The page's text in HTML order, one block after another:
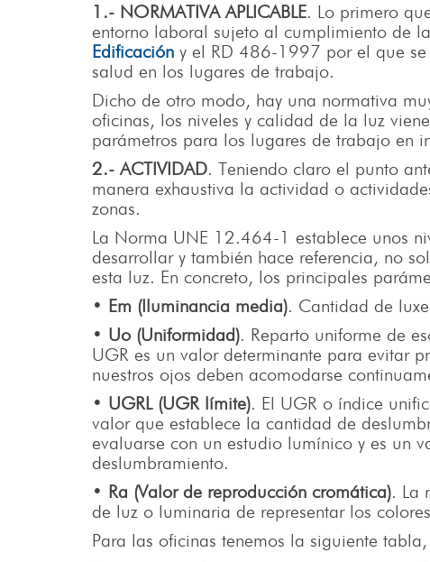
1.- NORMATIVA APLICABLE. Lo primero
entorno laboral sujeto al cumplimiento de
Edificación y el RD 486-1997 por el que se
salud en los lugares de trabajo.
Dicho de otro modo, hay una normativa
oficinas, los niveles y calidad de la luz
parámetros para los lugares de trabajo en
2.- ACTIVIDAD. Teniendo claro el punto
manera exhaustiva la actividad o
zonas.
La Norma UNE 12.464-1 establece unos
desarrollar y también hace referencia, no
esta luz. En concreto, los principales
•
Em (Iluminancia media). Cantidad de
• Uo (Uniformidad). Reparto uniforme de
UGR es un valor determinante para evitar
nuestros ojos deben acomodarse
• UGRL (UGR límite). El UGR o índice
valor que establece la cantidad de
evaluarse con un estudio lumínico y es un
deslumbramiento.
•
Ra (Valor de reproducción cromática). La
de luz o luminaria de representar los
Para las oficinas tenemos la siguiente